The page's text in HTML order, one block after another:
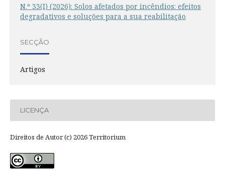
N.º 33(I) (2026): Solos afetados por incêndios: efeitos
degradativos e soluções para a sua reabilitação
SECÇÃO
Artigos
LICENÇA
Direitos de Autor (c) 2026 Territorium